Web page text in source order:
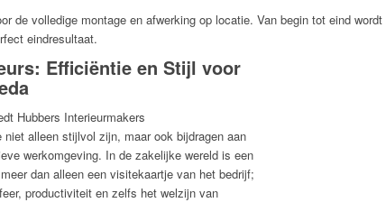
de volledige montage en afwerking op locatie. Van begin tot eind
eindresultaat.
Efficiëntie en Stijl voor
Hubbers Interieurmakers
niet alleen stijlvol zijn, maar ook bijdragen aan
werkomgeving. In de zakelijke wereld is een
dan alleen een visitekaartje van het bedrijf;
productiviteit en zelfs het welzijn van